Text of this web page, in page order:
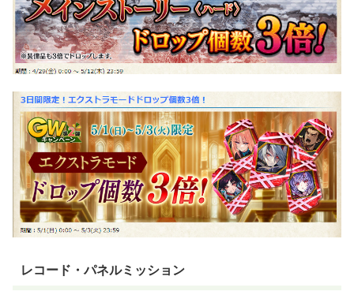
レコード・パネルミッション